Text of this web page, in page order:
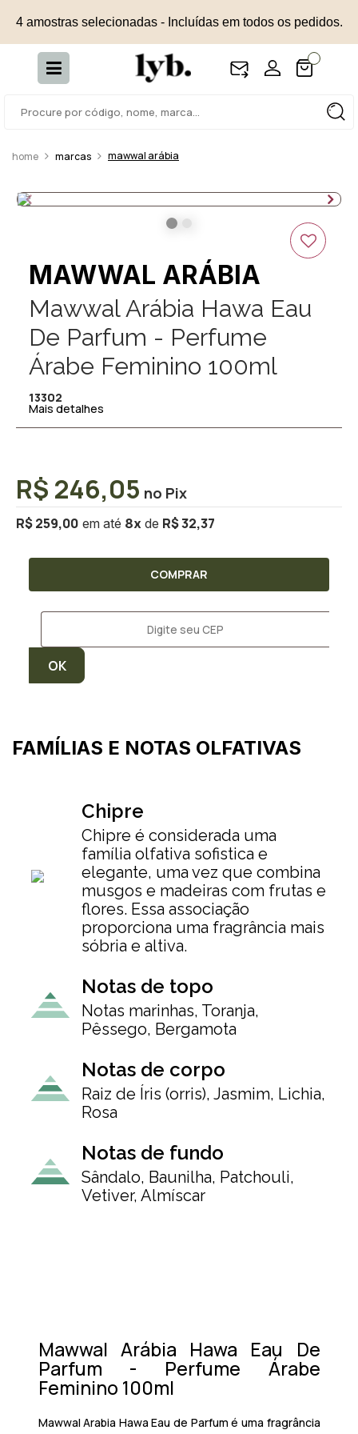
4 amostras selecionadas - Incluídas em todos os pedidos.
marcas mawwal arábia
MAWWAL ARÁBIA
Mawwal Arábia Hawa Eau
De Parfum - Perfume
Árabe Feminino 100ml
13302
Mais detalhes
R$ 259,00 8x R$ 32,37
R$ 246,05
COMPRAR
FAMÍLIAS E NOTAS OLFATIVAS
Chipre
Chipre é considerada uma
família olfativa sofistica e
elegante, uma vez que combina
musgos e madeiras com frutas e
flores. Essa associação
proporciona uma fragrância mais
sóbria e altiva.
Notas de topo
Notas marinhas, Toranja,
Pêssego, Bergamota
Notas de corpo
Raiz de Íris (orris), Jasmim, Lichia,
Rosa
Notas de fundo
Sândalo, Baunilha, Patchouli,
Vetiver, Almíscar
Mawwal Arábia Hawa Eau De
Parfum - Perfume Árabe
Feminino 100ml
Mawwal Arabia Hawa Eau de Parfum é uma fragrância